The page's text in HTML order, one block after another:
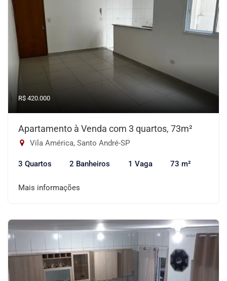
R$ 420.000
Apartamento à Venda com 3 quartos, 73m²
Vila América, Santo André-SP
3 Quartos 2 Banheiros 1 Vaga 73 m²
Mais informações